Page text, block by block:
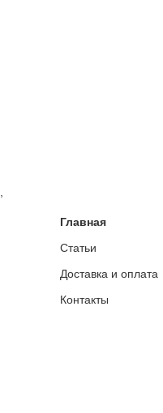
Главная
Статьи
Доставка и оплата
Контакты